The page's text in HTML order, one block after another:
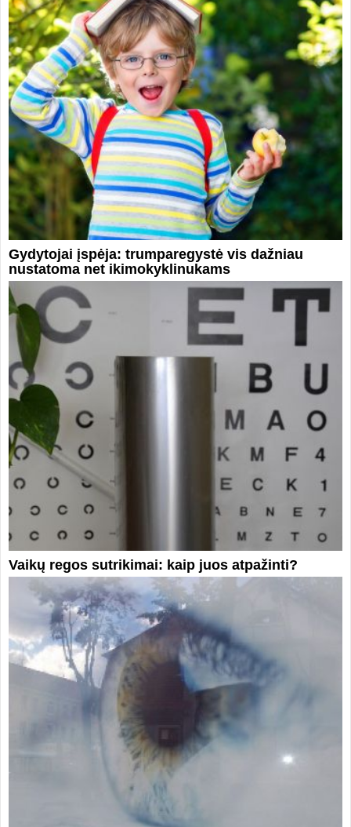
Gydytojai įspėja: trumparegystė vis dažniau
nustatoma net ikimokyklinukams
Vaikų regos sutrikimai: kaip juos atpažinti?